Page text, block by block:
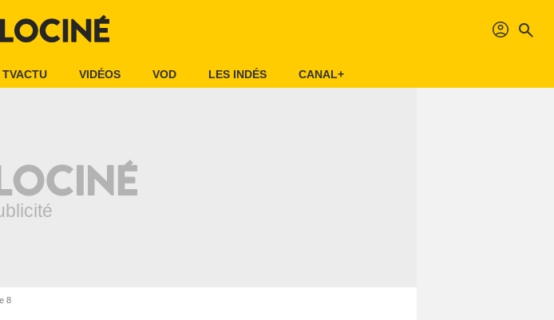
profil search
TVACTU VIDÉOS VOD LES INDÉS CANAL+
8